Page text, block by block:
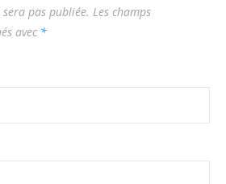
pas publiée. Les champs
avec *